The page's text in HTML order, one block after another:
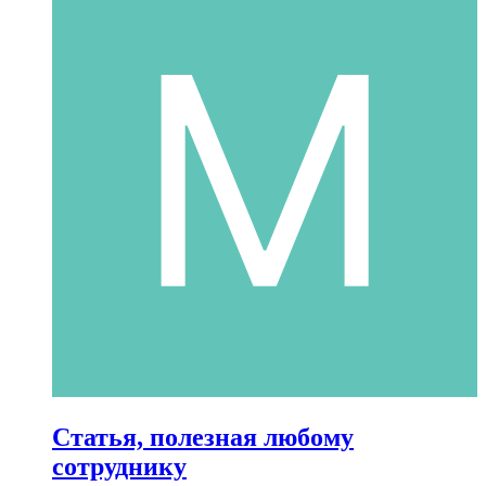
Статья, полезная любому
сотруднику